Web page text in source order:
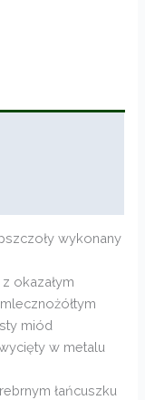
wykonany
okazałym
miód
w metalu
łańcuszku